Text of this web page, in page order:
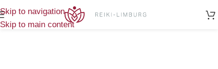
Skip to navigation
Skip to main content
Producten getagged “Thailand”